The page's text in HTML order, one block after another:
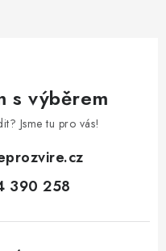
s výběrem
Jsme tu pro vás!
390 258